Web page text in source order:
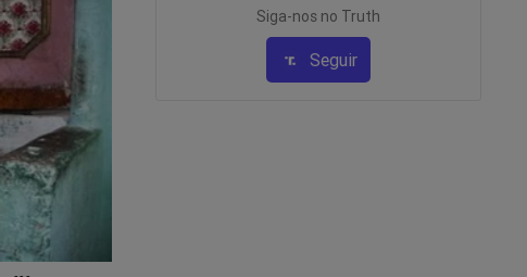
Siga-nos no Truth
Seguir